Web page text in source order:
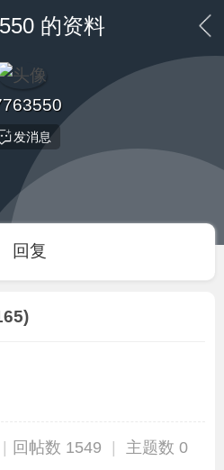
的资料
发消息
回复
| 回帖数 1549 | 主题数 0